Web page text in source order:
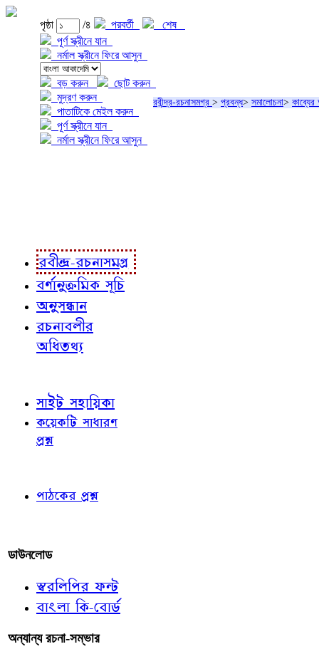
পৃষ্ঠা /৪ পরবর্তী
শেষ
পূর্ণ স্ক্রীনে যান
নর্মাল স্ক্রীনে ফিরে আসুন
বড় করুন
ছোট করুন
মুদ্রণ করুন
পাতাটিকে মেইল করুন
পূর্ণ স্ক্রীনে যান
নর্মাল স্ক্রীনে ফিরে আসুন
রবীন্দ্র-রচনাসমগ্র > প্রবন্ধ> সমালোচনা> কাব্যের
রবীন্দ্র-রচনাসমগ্র
বর্ণানুক্রমিক সূচি
অনুসন্ধান
রচনাবলীর
অধিতথ্য
সাইট সহায়িকা
কয়েকটি সাধারণ
প্রশ্ন
পাঠকের প্রশ্ন
ডাউনলোড
স্বরলিপির ফন্ট
বাংলা কি-বোর্ড
অন্যান্য রচনা-সম্ভার